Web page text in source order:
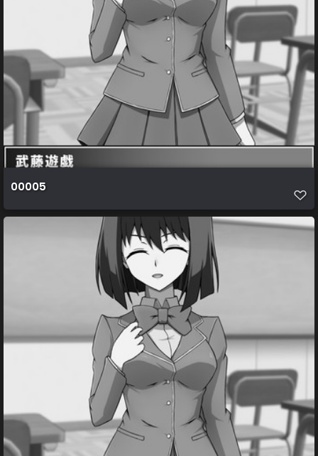
00005